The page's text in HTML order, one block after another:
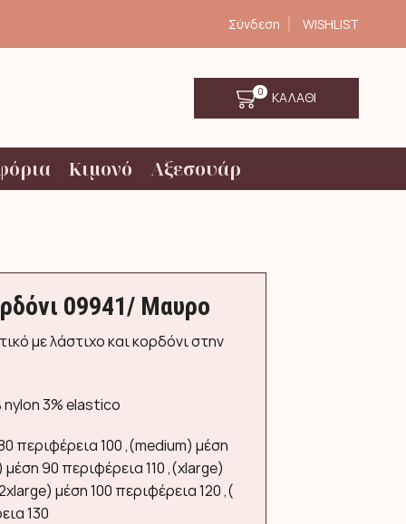
Σύνδεση WISHLIST
0 ΚΑΛΑΘΙ
Κιμονό Αξεσουάρ
09941/ Μαυρο
με λάστιχο και κορδόνι στην
3% elastico
περιφέρεια 100 ,(medium) μέση
90 περιφέρεια 110 ,(xlarge)
μέση 100 περιφέρεια 120 ,(
130